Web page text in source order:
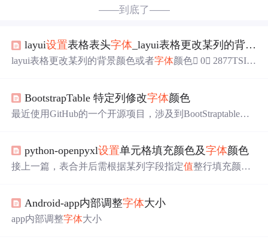
——到底了——
layui设置表格表头字体 _layui表格更改某列的背景颜色或者
layui表格更改某列的背景颜色或者字体颜色 0 2877TSIM
nction () 函数里增加done函数具体代码如下：[pre]layui.use
('table', function () {var table = layui.table...
BootstrapTable 特定列修改字体颜色
最近使用GitHub的一个开源项目，涉及到BootStraptable的
python-openpyxl设置单元格填充颜色及字体颜色
接上一篇，表合并后需根据某列字段指定值整行填充颜色
Android-app内部调整字体大小
app内部调整字体大小